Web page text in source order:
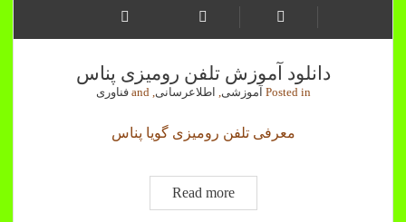
دانلود آموزش تلفن رومیزی پناس
Posted in آموزشی, اطلاعرسانی, and فناوری
معرفی تلفن رومیزی گویا پناس
Read moreدانلود
آموزش